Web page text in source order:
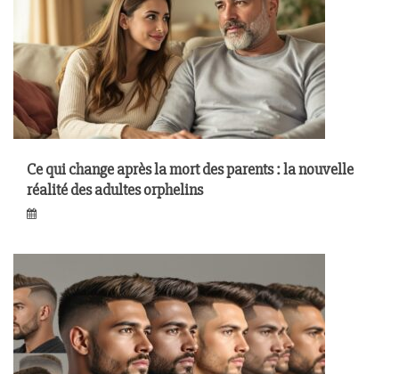
Ce qui change après la mort des parents : la nouvelle
réalité des adultes orphelins